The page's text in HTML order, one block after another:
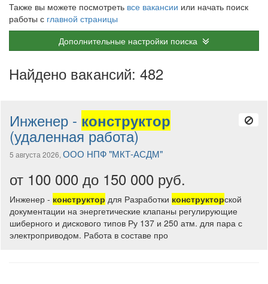
Также вы можете посмотреть все вакансии или начать поиск
работы с главной страницы
Дополнительные настройки поиска
Найдено вакансий: 482
Инженер - конструктор
(удаленная работа)
5 августа 2026, ООО НПФ "МКТ-АСДМ"
от 100 000 до 150 000 руб.
Инженер - конструктор для Разработки конструкторской
документации на энергетические клапаны регулирующие
шиберного и дискового типов Ру 137 и 250 атм. для пара с
электроприводом. Работа в составе про